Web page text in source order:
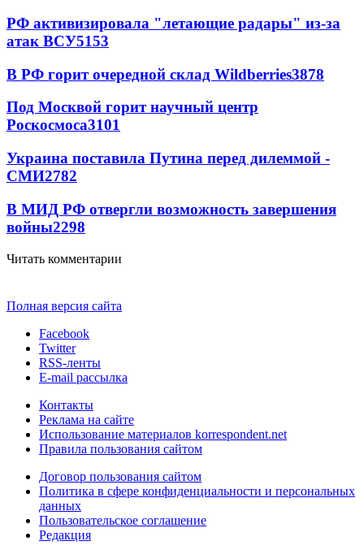
РФ активизировала "летающие радары" из-за
атак ВСУ5153
В РФ горит очередной склад Wildberries3878
Под Москвой горит научный центр
Роскосмоса3101
Украина поставила Путина перед дилеммой -
СМИ2782
В МИД РФ отвергли возможность завершения
войны2298
Читать комментарии
Полная версия сайта
Facebook
Twitter
RSS-ленты
E-mail рассылка
Контакты
Реклама на сайте
Использование материалов korrespondent.net
Правила пользования сайтом
Договор пользования сайтом
Политика в сфере конфиденциальности и персональных
данных
Пользовательское соглашение
Редакция